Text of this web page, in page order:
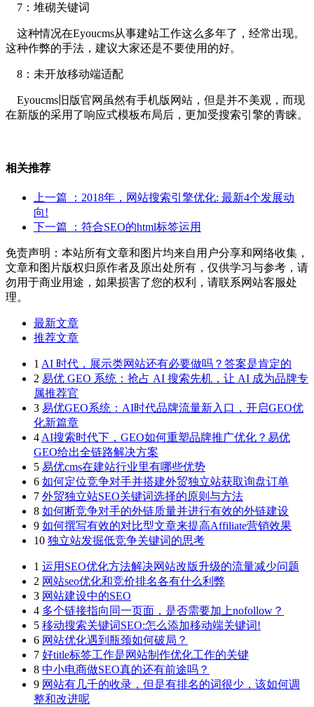
7：堆砌关键词
这种情况在Eyoucms从事建站工作这么多年了，经常出现。
这种作弊的手法，建议大家还是不要使用的好。
8：未开放移动端适配
Eyoucms旧版官网虽然有手机版网站，但是并不美观，而现
在新版的采用了响应式模板布局后，更加受搜索引擎的青睐。
相关推荐
上一篇
：2018年，网站搜索引擎优化: 最新4个发展动
向!
下一篇
：符合SEO的html标签运用
免责声明：本站所有文章和图片均来自用户分享和网络收集，
文章和图片版权归原作者及原出处所有，仅供学习与参考，请
勿用于商业用途，如果损害了您的权利，请联系网站客服处
理。
最新文章
推荐文章
1 AI 时代，展示类网站还有必要做吗？答案是肯定的
2 易优 GEO 系统：抢占 AI 搜索先机，让 AI 成为品牌专
属推荐官
3 易优GEO系统：AI时代品牌流量新入口，开启GEO优
化新篇章
4 AI搜索时代下，GEO如何重塑品牌推广优化？易优
GEO给出全链路解决方案
5 易优cms在建站行业里有哪些优势
6 如何定位竞争对手并搭建外贸独立站获取询盘订单
7 外贸独立站SEO关键词选择的原则与方法
8 如何断竞争对手的外链质量并进行有效的外链建设
9 如何撰写有效的对比型文章来提高Affiliate营销效果
10 独立站发掘低竞争关键词的思考
1 运用SEO优化方法解决网站改版升级的流量减少问题
2 网站seo优化和竞价排名各有什么利弊
3 网站建设中的SEO
4 多个链接指向同一页面，是否需要加上nofollow？
5 移动搜索关键词SEO:怎么添加移动端关键词!
6 网站优化遇到瓶颈如何破局？
7 好title标签工作是网站制作优化工作的关键
8 中小电商做SEO真的还有前途吗？
9 网站有几千的收录，但是有排名的词很少，该如何调
整和改进呢